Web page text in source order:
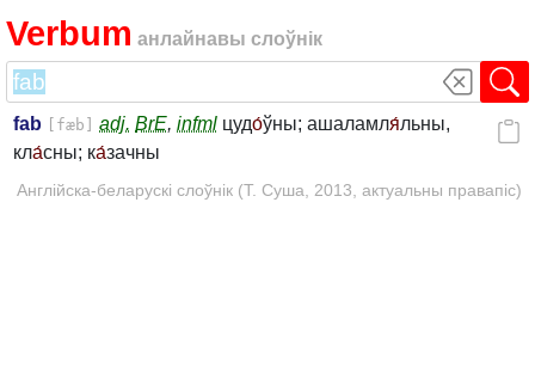
Verbum анлайнавы слоўнік
fab [fæb] adj. BrE, infml цудо́ўны; ашаламля́льны,
кла́сны; ка́зачны
Англійска-беларускі слоўнік (Т. Суша, 2013, актуальны правапіс)